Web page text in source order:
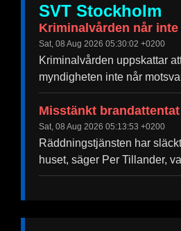
SVT Stockholm
Kriminalvården når
Sat, 08 Aug 2026 05:30:02 +0200
Kriminalvården uppskattar
myndigheten inte når
Misstänkt
Sat, 08 Aug 2026 05:13:53 +0200
Räddningstjänsten har
huset, säger Per Tillander,
Write
for Us